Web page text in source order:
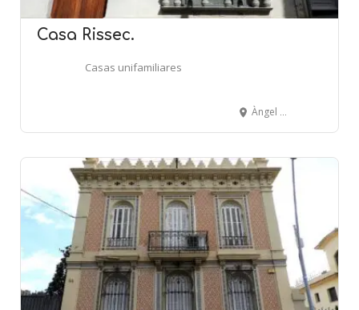
Casa Rissec.
Casas unifamiliares
Àngel Guimerà, 6 - LLAGOSTERA